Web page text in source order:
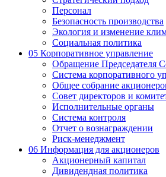
Персонал
Безопасность производства
Экология и изменение
Социальная политика
05 Корпоративное управление
Обращение Председателя
Система корпоративного
Общее собрание
Совет директоров и
Исполнительные органы
Система контроля
Отчет о вознаграждении
Риск-менеджмент
06 Информация для акционеров
Акционерный капитал
Дивидендная политика